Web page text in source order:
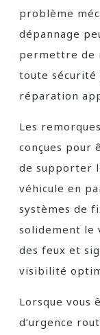
problème
dépannage
permettre de
toute sécurité
réparation
Les
conçues pour
de supporter
véhicule en
systèmes de
solidement le
des feux et
visibilité
Lorsque vous
d’urgence